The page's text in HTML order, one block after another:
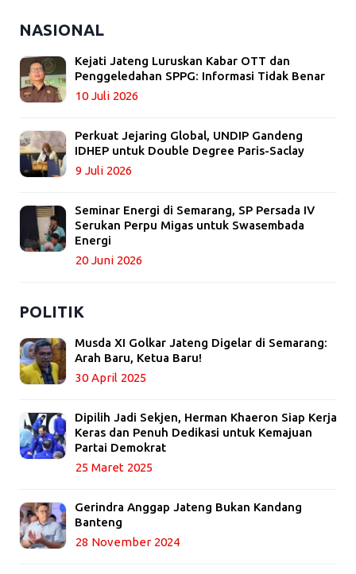
NASIONAL
Kejati Jateng Luruskan Kabar OTT dan
Penggeledahan SPPG: Informasi Tidak Benar
10 Juli 2026
Perkuat Jejaring Global, UNDIP Gandeng
IDHEP untuk Double Degree Paris-Saclay
9 Juli 2026
Seminar Energi di Semarang, SP Persada IV
Serukan Perpu Migas untuk Swasembada
Energi
20 Juni 2026
POLITIK
Musda XI Golkar Jateng Digelar di Semarang:
Arah Baru, Ketua Baru!
30 April 2025
Dipilih Jadi Sekjen, Herman Khaeron Siap Kerja
Keras dan Penuh Dedikasi untuk Kemajuan
Partai Demokrat
25 Maret 2025
Gerindra Anggap Jateng Bukan Kandang
Banteng
28 November 2024